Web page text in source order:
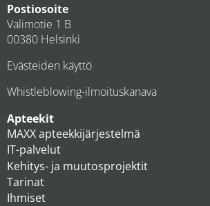
Postiosoite
Valimotie 1 B
00380 Helsinki
Evästeiden käyttö
Whistleblowing-ilmoituskanava
Apteekit
MAXX apteekkijärjestelmä
IT-palvelut
Kehitys- ja muutosprojektit
Tarinat
Ihmiset